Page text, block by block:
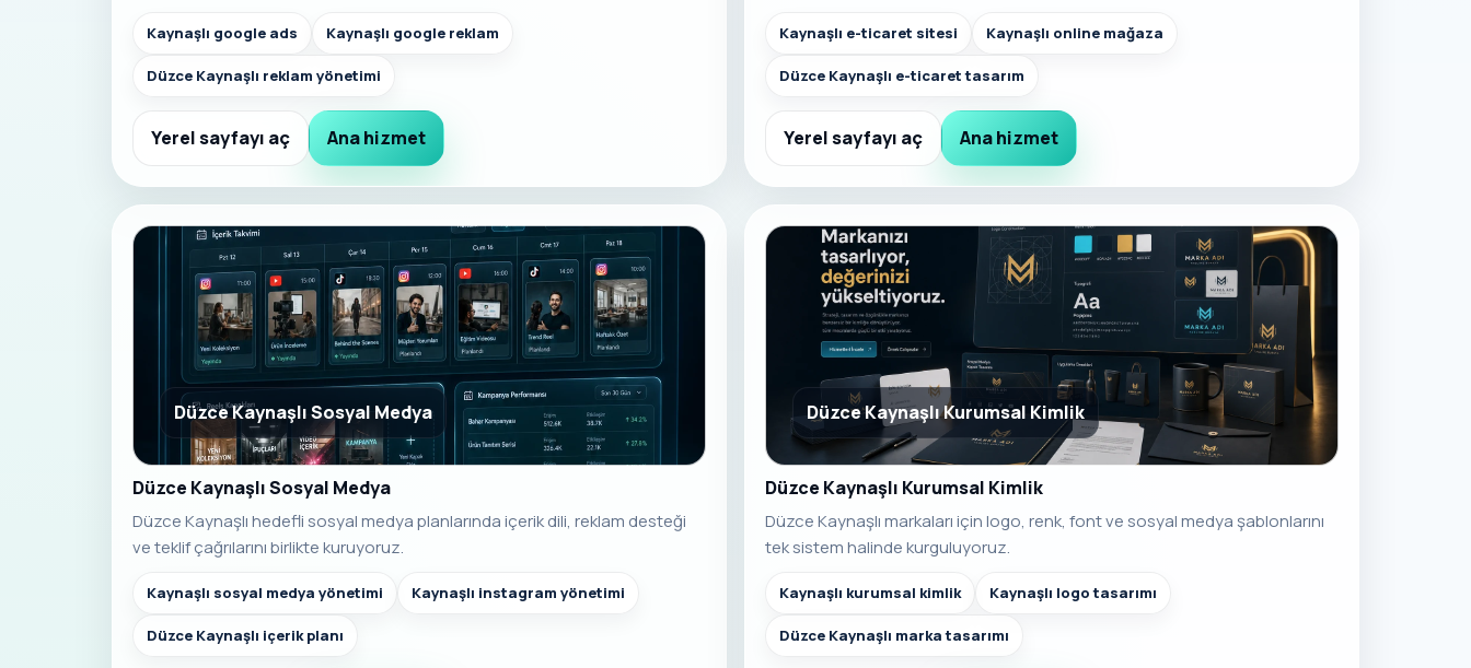
Kaynaşlı google ads Kaynaşlı google reklam
Düzce Kaynaşlı reklam yönetimi
Yerel sayfayı aç Ana hizmet
Kaynaşlı e-ticaret sitesi Kaynaşlı online mağaza
Düzce Kaynaşlı e-ticaret tasarım
Yerel sayfayı aç Ana hizmet
Düzce Kaynaşlı Sosyal Medya
Düzce Kaynaşlı Sosyal Medya
Düzce Kaynaşlı hedefli sosyal medya planlarında içerik dili, reklam desteği
ve teklif çağrılarını birlikte kuruyoruz.
Kaynaşlı sosyal medya yönetimi Kaynaşlı instagram yönetimi
Düzce Kaynaşlı içerik planı
Düzce Kaynaşlı Kurumsal Kimlik
Düzce Kaynaşlı Kurumsal Kimlik
Düzce Kaynaşlı markaları için logo, renk, font ve sosyal medya şablonlarını
tek sistem halinde kurguluyoruz.
Kaynaşlı kurumsal kimlik Kaynaşlı logo tasarımı
Düzce Kaynaşlı marka tasarımı